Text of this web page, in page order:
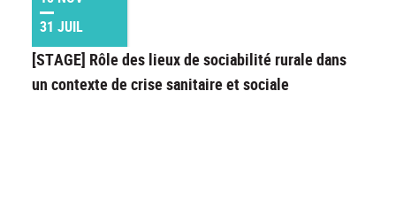
31 JUIL
[STAGE] Rôle des lieux de sociabilité rurale dans
un contexte de crise sanitaire et sociale